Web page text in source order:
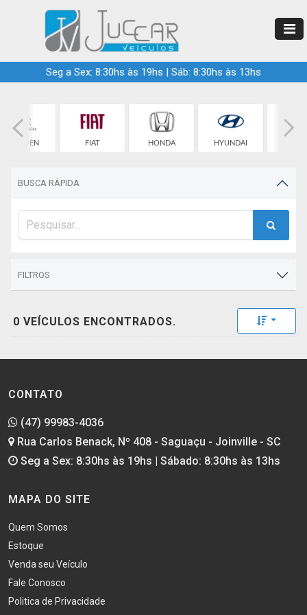
Seg a Sex: 8:30hs às 19hs | Sáb: 8:30hs às 13hs
CITROEN FIAT HONDA HYUNDAI
BUSCA RÁPIDA
FILTROS
0 VEÍCULOS ENCONTRADOS. Toggle
CONTATO
(47) 99983-4036
Rua Carlos Benack, Nº 408 - Saguaçu - Joinville - SC
Seg a Sex: 8:30hs às 19hs | Sábado: 8:30hs às 13hs
MAPA DO SITE
Quem Somos
Estoque
Venda seu Veículo
Fale Conosco
Politica de Privacidade